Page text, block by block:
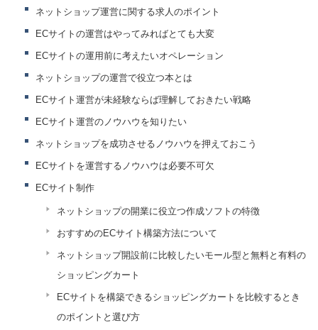
ネットショップ運営に関する求人のポイント
ECサイトの運営はやってみればとても大変
ECサイトの運用前に考えたいオペレーション
ネットショップの運営で役立つ本とは
ECサイト運営が未経験ならば理解しておきたい戦略
ECサイト運営のノウハウを知りたい
ネットショップを成功させるノウハウを押えておこう
ECサイトを運営するノウハウは必要不可欠
ECサイト制作
ネットショップの開業に役立つ作成ソフトの特徴
おすすめのECサイト構築方法について
ネットショップ開設前に比較したいモール型と無料と有料の
ショッピングカート
ECサイトを構築できるショッピングカートを比較するとき
のポイントと選び方